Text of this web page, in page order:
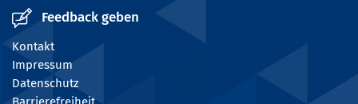
Feedback geben
Kontakt
Impressum
Datenschutz